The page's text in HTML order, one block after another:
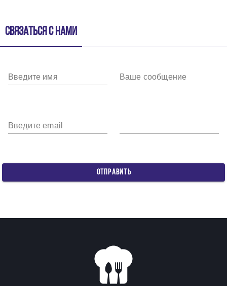
Связаться с нами
Введите имя
Введите email
Ваше сообщение
ОТПРАВИТЬ